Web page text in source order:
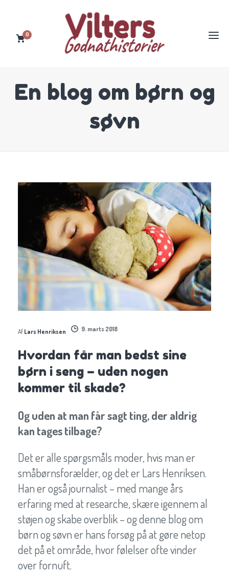
0
En blog om børn og
søvn
Af Lars Henriksen 9. marts 2018
Hvordan får man bedst sine
børn i seng – uden nogen
kommer til skade?
Og uden at man får sagt ting, der aldrig
kan tages tilbage?
Det er alle spørgsmåls moder, hvis man er
småbørnsforælder, og det er Lars Henriksen.
Han er også journalist – med mange års
erfaring med at researche, skære igennem al
støjen og skabe overblik – og denne blog om
børn og søvn er hans forsøg på at gøre netop
det på et område, hvor følelser ofte vinder
over fornuft.